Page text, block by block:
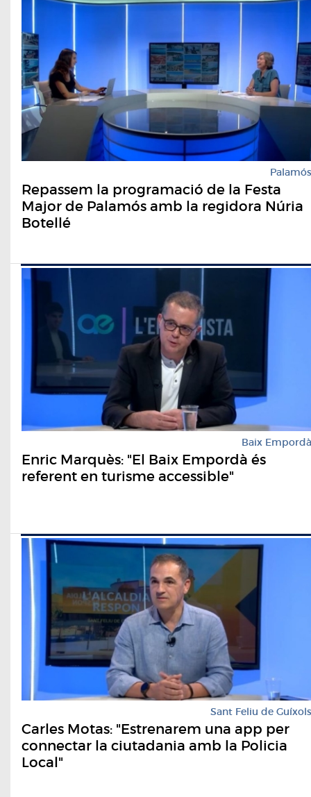
Palamós
Repassem la programació de la Festa
Major de Palamós amb la regidora Núria
Botellé
Baix Empordà
Enric Marquès: "El Baix Empordà és
referent en turisme accessible"
Sant Feliu de Guíxols
Carles Motas: "Estrenarem una app per
connectar la ciutadania amb la Policia
Local"